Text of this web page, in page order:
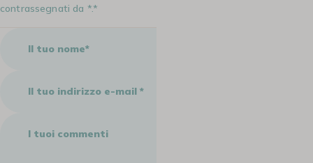
contrassegnati da *.*